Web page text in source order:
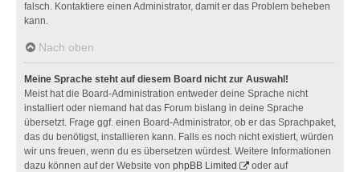
falsch. Kontaktiere einen Administrator, damit er das Problem beheben
kann.
Nach oben
Meine Sprache steht auf diesem Board nicht zur Auswahl!
Meist hat die Board-Administration entweder deine Sprache nicht
installiert oder niemand hat das Forum bislang in deine Sprache
übersetzt. Frage ggf. einen Board-Administrator, ob er das Sprachpaket,
das du benötigst, installieren kann. Falls es noch nicht existiert, würden
wir uns freuen, wenn du es übersetzen würdest. Weitere Informationen
dazu können auf der Website von phpBB Limited
oder auf